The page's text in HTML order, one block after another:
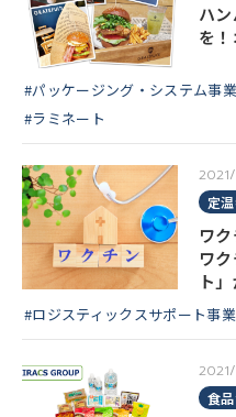
ハ
を
#パッケージング・システム事
#ラミネート
定
ワ
ワ
ト
#ロジスティックスサポート事
食